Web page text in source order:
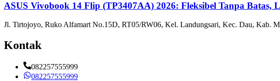
ASUS Vivobook 14 Flip (TP3407AA) 2026: Fleksibel Tanpa Batas,
Jl. Tirtojoyo, Ruko Alfamart No.15D, RT05/RW06, Kel. Landungsari, Kec. Dau, Kab.
Kontak
082257555999
082257555999